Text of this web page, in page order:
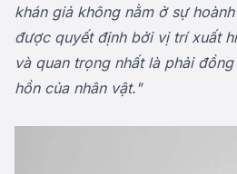
khán giả không nằm ở sự
được quyết định bởi vị trí xuất
và quan trọng nhất là phải
hồn của nhân vật."